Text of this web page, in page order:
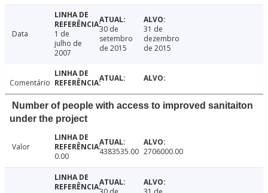
Data
1 de
julho de
2007
30 de
setembro
de 2015
31 de
dezembro
de 2015
Comentário
Number of people with access to improved sanitaiton
under the project
Valor
0.00
4383535.00 2706000.00